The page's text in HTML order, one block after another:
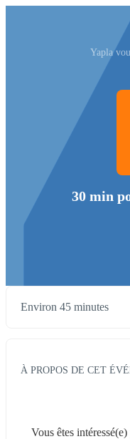
Yapla
30 min
Environ 45 minutes
À PROPOS DE CET
Vous êtes